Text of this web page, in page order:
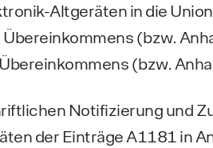
Altgeräten in die
(bzw.
(bzw.
Notifizierung und
der Einträge A1181 in